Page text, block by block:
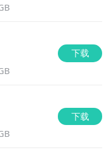
下载
下载